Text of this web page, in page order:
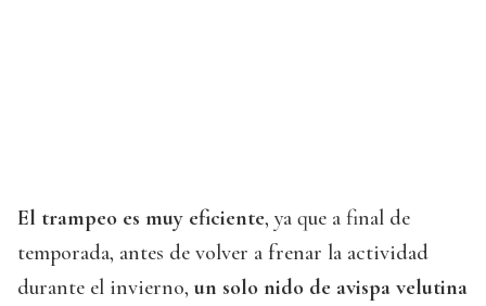
El trampeo es muy eficiente, ya que a final de
temporada, antes de volver a frenar la actividad
durante el invierno, un solo nido de avispa velutina